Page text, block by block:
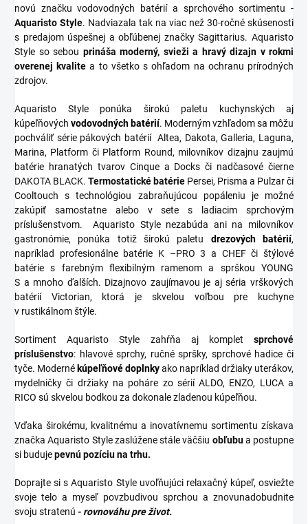
novú značku vodovodných batérií a sprchového sortimentu -
Aquaristo Style. Nadviazala tak na viac než 30-ročné skúsenosti
s predajom úspešnej a obľúbenej značky Sagittarius. Aquaristo
Style so sebou prináša moderný, svieži a hravý dizajn v rokmi
overenej kvalite a to všetko s ohľadom na ochranu prírodných
zdrojov.
Aquaristo Style ponúka širokú paletu kuchynských aj
kúpeľňových vodovodných batérií. Moderným vzhľadom sa môžu
pochváliť série pákových batérií Altea, Dakota, Galleria, Laguna,
Marina, Platform či Platform Round, milovníkov dizajnu zaujmú
batérie hranatých tvarov Cinque a Docks či nadčasové čierne
DAKOTA BLACK. Termostatické batérie Persei, Prisma a Pulzar či
Cooltouch s technológiou zabraňujúcou popáleniu je možné
zakúpiť samostatne alebo v sete s ladiacim sprchovým
príslušenstvom. Aquaristo Style nezabúda ani na milovníkov
gastronómie, ponúka totiž širokú paletu drezových batérií,
napríklad profesionálne batérie K –PRO 3 a CHEF či štýlové
batérie s farebným flexibilným ramenom a sprškou YOUNG
S a mnoho ďalších. Dizajnovo zaujímavou je aj séria vrškových
batérií Victorian, ktorá je skvelou voľbou pre kuchyne
v rustikálnom štýle.
Sortiment Aquaristo Style zahŕňa aj komplet sprchové
príslušenstvo: hlavové sprchy, ručné spršky, sprchové hadice či
tyče. Moderné kúpeľňovédoplnkyako napríklad držiaky uterákov,
mydelničky či držiaky na poháre zo sérií ALDO, ENZO, LUCA a
RICO sú skvelou bodkou za dokonale zladenou kúpeľňou.
Vďaka širokému, kvalitnému a inovatívnemu sortimentu získava
značka Aquaristo Style zaslúžene stále väčšiu obľubua postupne
si budujepevnú pozíciu na trhu.
Doprajte si s Aquaristo Style uvoľňujúci relaxačný kúpeľ, osviežte
svoje telo a myseľ povzbudivou sprchou a znovunadobudnite
svoju stratenú - rovnováhu pre život.